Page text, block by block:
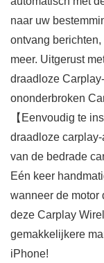
naar uw
ontvang
meer. Uitgerust
draadloze
ononderbroken
【Eenvoudig te
draadloze
van de bedrade
Eén keer
wanneer de motor
deze Carplay
gemakkelijkere
iPhone!